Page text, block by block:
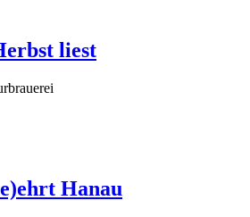
liest
Hanau